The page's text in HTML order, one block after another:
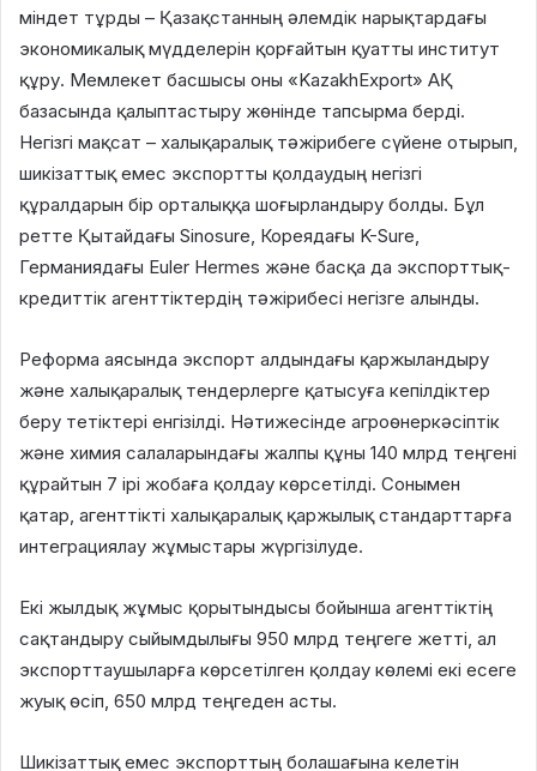
міндет тұрды – Қазақстанның әлемдік нарықтардағы
экономикалық мүдделерін қорғайтын қуатты институт
құру. Мемлекет басшысы оны «KazakhExport» АҚ
базасында қалыптастыру жөнінде тапсырма берді.
Негізгі мақсат – халықаралық тәжірибеге сүйене отырып,
шикізаттық емес экспортты қолдаудың негізгі
құралдарын бір орталыққа шоғырландыру болды. Бұл
ретте Қытайдағы Sinosure, Кореядағы K-Sure,
Германиядағы Euler Hermes және басқа да экспорттық-
кредиттік агенттіктердің тәжірибесі негізге алынды.
Реформа аясында экспорт алдындағы қаржыландыру
және халықаралық тендерлерге қатысуға кепілдіктер
беру тетіктері енгізілді. Нәтижесінде агроөнеркәсіптік
және химия салаларындағы жалпы құны 140 млрд теңгені
құрайтын 7 ірі жобаға қолдау көрсетілді. Сонымен
қатар, агенттікті халықаралық қаржылық стандарттарға
интеграциялау жұмыстары жүргізілуде.
Екі жылдық жұмыс қорытындысы бойынша агенттіктің
сақтандыру сыйымдылығы 950 млрд теңгеге жетті, ал
экспорттаушыларға көрсетілген қолдау көлемі екі есеге
жуық өсіп, 650 млрд теңгеден асты.
Шикізаттық емес экспорттың болашағына келетін